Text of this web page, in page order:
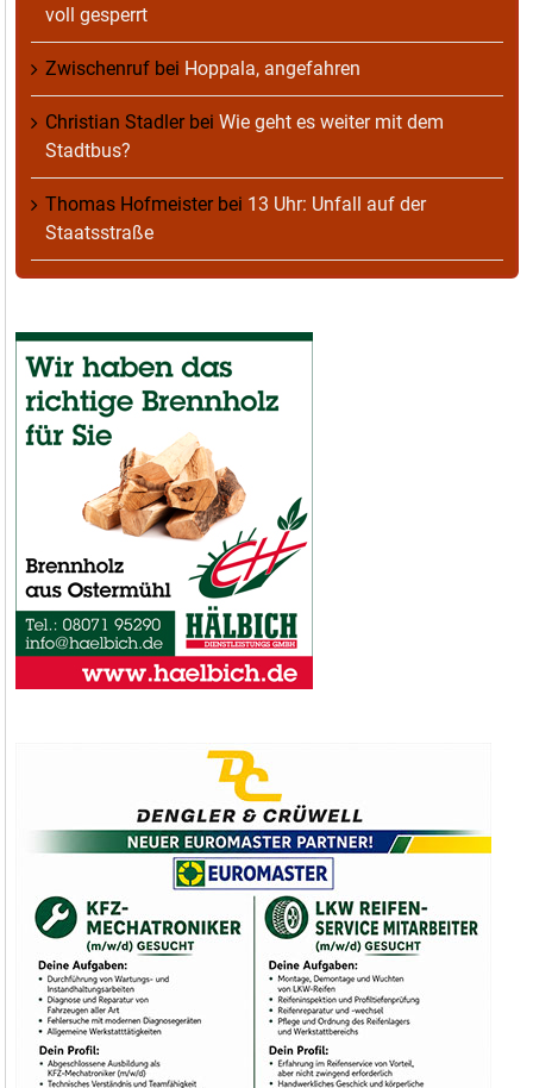
voll gesperrt
Zwischenruf bei Hoppala, angefahren
Christian Stadlerbei Wie geht es weiter mit dem
Stadtbus?
Thomas Hofmeisterbei 13 Uhr: Unfall auf der
Staatsstraße